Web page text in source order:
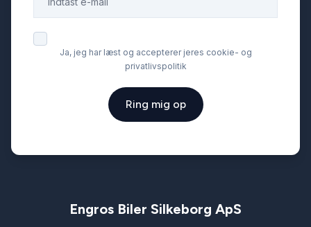
kørecomputer
multifunktionsrat
Ja, jeg har læst og accepterer jeres cookie- og
privatlivspolitik
Ring mig op
Engros Biler Silkeborg ApS